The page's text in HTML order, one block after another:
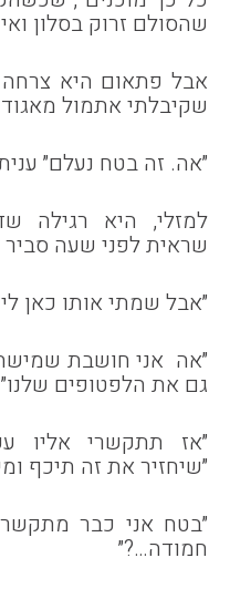
שהסולם זרוק בסלון
אבל פתאום היא
שקיבלתי אתמול
״אה. זה בטח נעלם״
למזלי, היא רגילה
שראית לפני שעה
״אבל שמתי אותו כאן
״אה אני חושבת
גם את הלפטופים
״אז תתקשרי אליו
״שיחזיר את זה תיכף
״בטח אני כבר
חמודה…?״